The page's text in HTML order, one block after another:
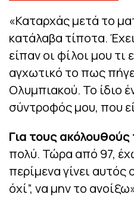
«Καταρχάς μετά το
κατάλαβα τίποτα.
είπαν οι φίλοι μου τι
αγχωτικό το πως
Ολυμπιακού. Το ίδιο
σύντροφός μου, που
Για τους ακόλουθούς
πολύ. Τώρα από 97,
περίμενα γίνει αυτός
όχί”, να μην το